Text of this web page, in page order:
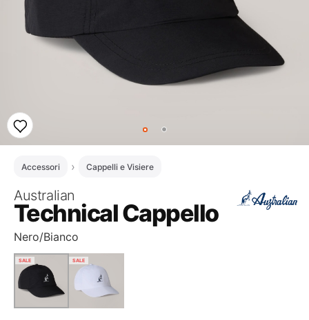
Accessori Cappelli e Visiere
Australian
Technical Cappello
Nero/Bianco
SALE SALE